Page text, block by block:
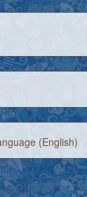
(English)